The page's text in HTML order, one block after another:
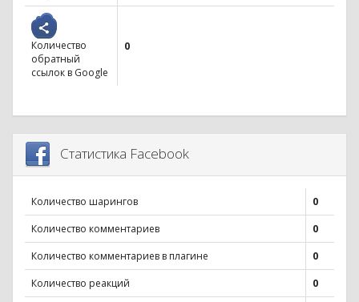
Количество
обратный
ссылок в Google
0
Статистика Facebook
Количество шарингов
0
Количество комментариев
0
Количество комментариев в плагине
0
Количество реакций
0